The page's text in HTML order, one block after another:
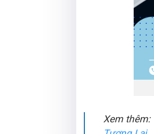
Xem thêm: